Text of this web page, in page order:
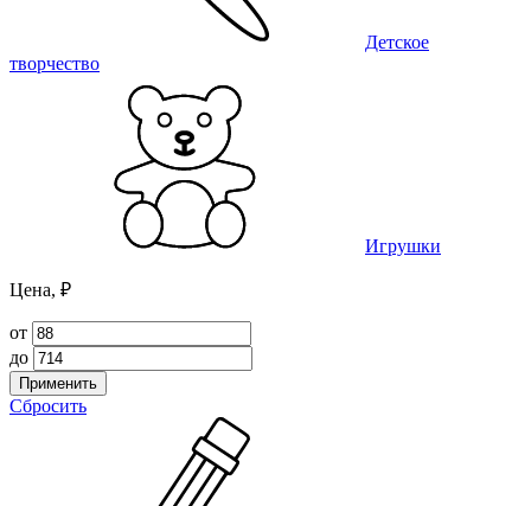
Детское
творчество
Игрушки
Цена, ₽
от
до
Применить
Сбросить